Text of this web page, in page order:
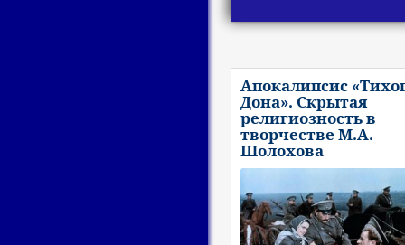
Апокалипсис
Дона». Скрытая
религиозность в
творчестве М.А.
Шолохова